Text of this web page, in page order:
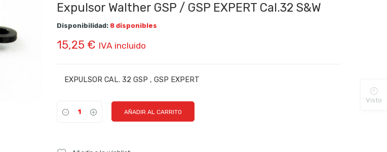
Expulsor Walther GSP / GSP EXPERT Cal.32 S&W
Disponibilidad: 8 disponibles
15,25 € IVA incluido
EXPULSOR CAL. 32 GSP , GSP EXPERT
AÑADIR AL CARRITO
Visto